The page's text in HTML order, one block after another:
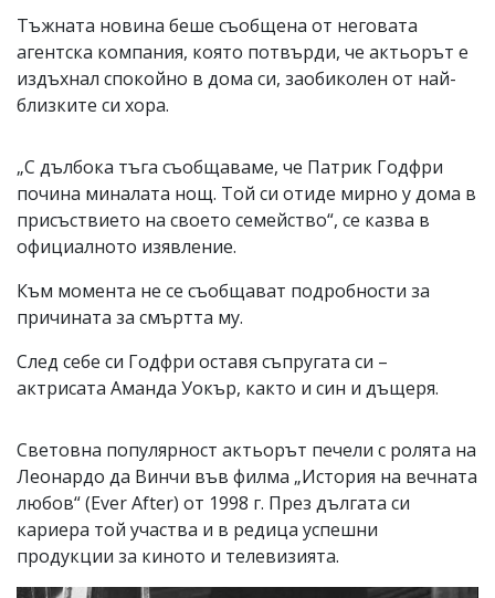
вас
коментар,
сигнализирайте
ни!
Тъжната новина беше съобщена от неговата
агентска компания, която потвърди, че актьорът е
издъхнал спокойно в дома си, заобиколен от най-
близките си хора.
„С дълбока тъга съобщаваме, че Патрик Годфри
почина миналата нощ. Той си отиде мирно у дома в
присъствието на своето семейство“, се казва в
официалното изявление.
Към момента не се съобщават подробности за
причината за смъртта му.
След себе си Годфри оставя съпругата си –
актрисата Аманда Уокър, както и син и дъщеря.
Световна популярност актьорът печели с ролята на
Леонардо да Винчи във филма „История на вечната
любов“ (Ever After) от 1998 г. През дългата си
кариера той участва и в редица успешни
продукции за киното и телевизията.